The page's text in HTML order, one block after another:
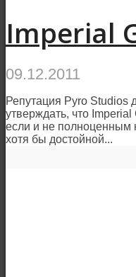
Imperial
09.12.2011
Репутация Pyro Studios
утверждать, что
если и не полноценным
хотя бы достойной...